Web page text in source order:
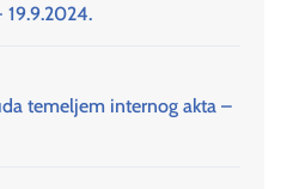
19.9.2024.
temeljem internog akta –